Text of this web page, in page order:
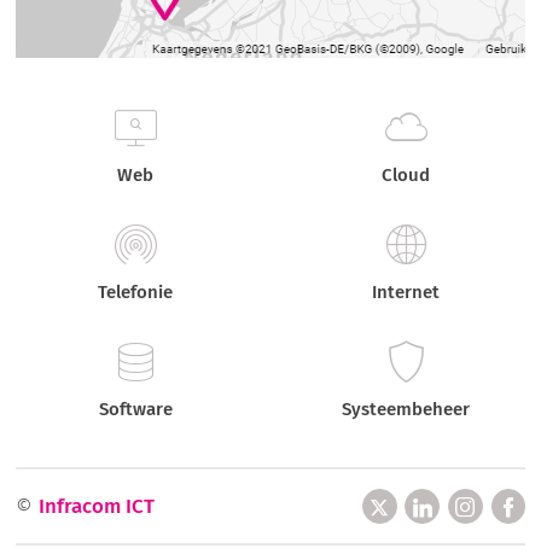
Web Cloud
Telefonie Internet
Software Systeembeheer
© Infracom ICT